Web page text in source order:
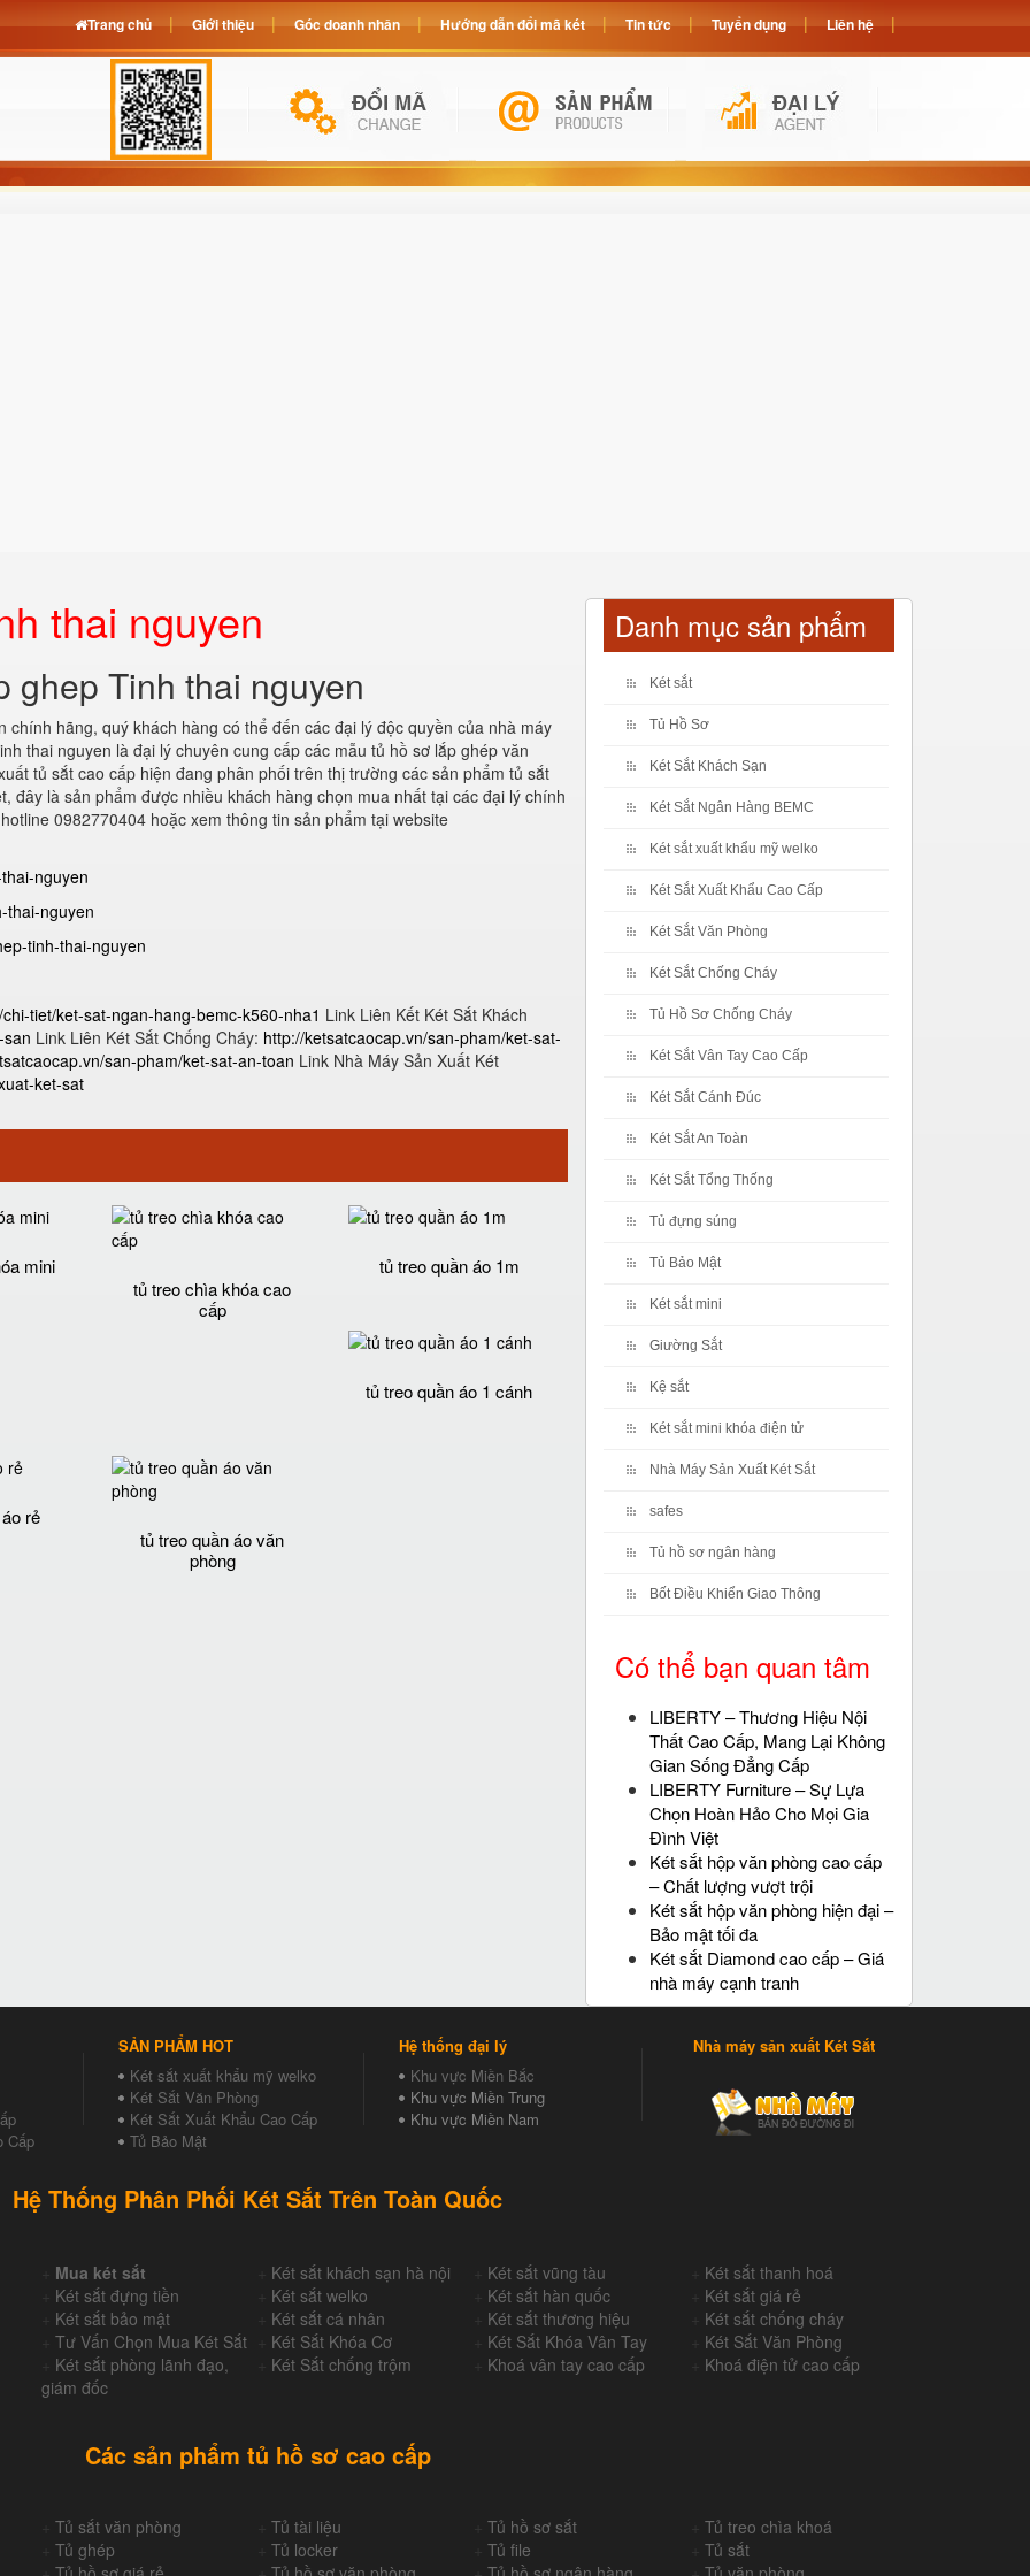
thai nguyen
ghep Tinh thai nguyen
hãng, quý khách hàng có thể đến các đại lý độc quyền của nhà máy
thai nguyen là đại lý chuyên cung cấp các mẫu tủ hồ sơ lắp ghép văn
tủ sắt cao cấp hiện đang phân phối trên thị trường các sản phẩm tủ sắt
đây là sản phẩm được nhiều khách hàng chọn mua nhất tại các đại lý chính
0982770404 hoặc xem thông tin sản phẩm tại website
nguyen
thai-nguyen
tinh-thai-nguyen
tiet/ket-sat-ngan-hang-bemc-k560-nha1 Link Liên Kết Két Sắt Khách
Link Liên Két Sắt Chống Cháy: http://ketsatcaocap.vn/san-pham/ket-sat-
san-pham/ket-sat-an-toan Link Nhà Máy Sản Xuất Két
ket-sat
mini
tủ treo chìa khóa cao
cấp
tủ treo quần áo 1m
tủ treo quần áo 1 cánh
rẻ
tủ treo quần áo văn
phòng
Danh mục sản phẩm
Két sắt
Tủ Hồ Sơ
Két Sắt Khách Sạn
Két Sắt Ngân Hàng BEMC
Két sắt xuất khẩu mỹ welko
Két Sắt Xuất Khẩu Cao Cấp
Két Sắt Văn Phòng
Két Sắt Chống Cháy
Tủ Hồ Sơ Chống Cháy
Két Sắt Vân Tay Cao Cấp
Két Sắt Cánh Đúc
Két Sắt An Toàn
Két Sắt Tổng Thống
Tủ đựng súng
Tủ Bảo Mật
Két sắt mini
Giường Sắt
Kệ sắt
Két sắt mini khóa điện tử
Nhà Máy Sản Xuất Két Sắt
safes
Tủ hồ sơ ngân hàng
Bốt Điều Khiển Giao Thông
Có thể bạn quan tâm
LIBERTY – Thương Hiệu Nội
Thất Cao Cấp, Mang Lại Không
Gian Sống Đẳng Cấp
LIBERTY Furniture – Sự Lựa
Chọn Hoàn Hảo Cho Mọi Gia
Đình Việt
Két sắt hộp văn phòng cao cấp
– Chất lượng vượt trội
Két sắt hộp văn phòng hiện đại –
Bảo mật tối đa
Két sắt Diamond cao cấp – Giá
nhà máy cạnh tranh
Cấp
SẢN PHẨM HOT
Két sắt xuất khẩu mỹ welko
Két Sắt Văn Phòng
Két Sắt Xuất Khẩu Cao Cấp
Tủ Bảo Mật
Hệ thống đại lý
Khu vực Miền Bắc
Khu vực Miền Trung
Khu vực Miền Nam
Nhà máy sản xuất Két Sắt
Hệ Thống Phân Phối Két Sắt Trên Toàn Quốc
Mua két sắt Két sắt khách sạn hà nội Két sắt vũng tàu
Két sắt thanh hoá
Két sắt đựng tiền Két sắt welko Két sắt hàn quốc
Két sắt giá rẻ
Két sắt bảo mật Két sắt cá nhân Két sắt thương hiệu
Két sắt chống cháy
Tư Vấn Chọn Mua Két Sắt Két Sắt Khóa Cơ Két Sắt Khóa Vân Tay
Két Sắt Văn Phòng
Két sắt phòng lãnh đạo,
giám đốc
Két Sắt chống trộm Khoá vân tay cao cấp Khoá điện tử cao cấp
Các sản phẩm tủ hồ sơ cao cấp
Tủ sắt văn phòng Tủ tài liệu +Tủ hồ sơ sắt
Tủ treo chìa khoá
Tủ ghép Tủ locker +Tủ file
Tủ sắt
Trang chủ Giới thiệu Góc doanh nhân Hướng dẫn đổi mã két Tin tức Tuyển dụng Liên hệ